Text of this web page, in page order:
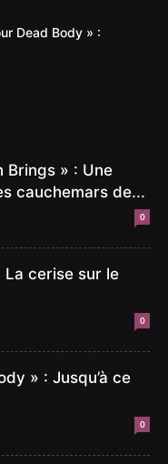
Dead Body » :
Brings » : Une
cauchemars de...
0
cerise sur le
0
» : Jusqu’à ce
0